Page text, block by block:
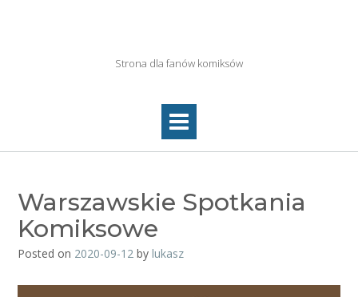
Strona dla fanów komiksów
Warszawskie Spotkania
Komiksowe
Posted on 2020-09-12 by lukasz